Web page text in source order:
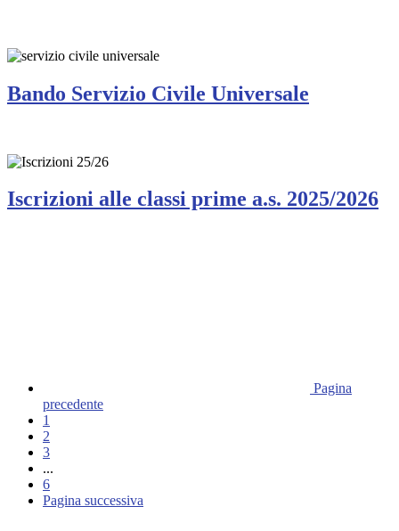
Bando Servizio Civile Universale
Iscrizioni alle classi prime a.s. 2025/2026
Pagina
precedente
1
2
3
...
6
Pagina successiva